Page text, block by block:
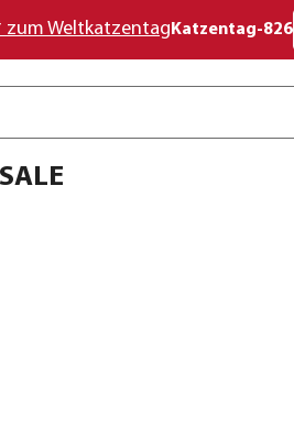
zum Weltkatzentag Katzentag-826
SALE